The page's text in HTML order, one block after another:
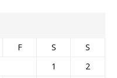
F S
S
1
2